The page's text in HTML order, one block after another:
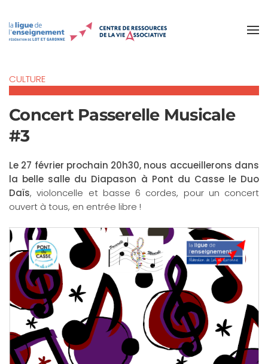
Accéder au contenu principal
CULTURE
Concert Passerelle Musicale
#3
Le 27 février prochain 20h30, nous accueillerons dans
la belle salle du Diapason à Pont du Casse le Duo
Daïs, violoncelle et basse 6 cordes, pour un concert
ouvert à tous, en entrée libre !